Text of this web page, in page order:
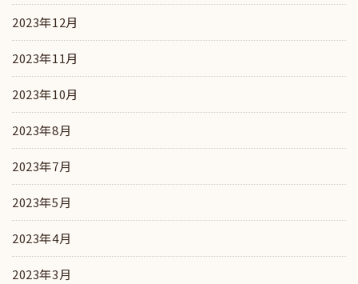
2023年12月
2023年11月
2023年10月
2023年8月
2023年7月
2023年5月
2023年4月
2023年3月